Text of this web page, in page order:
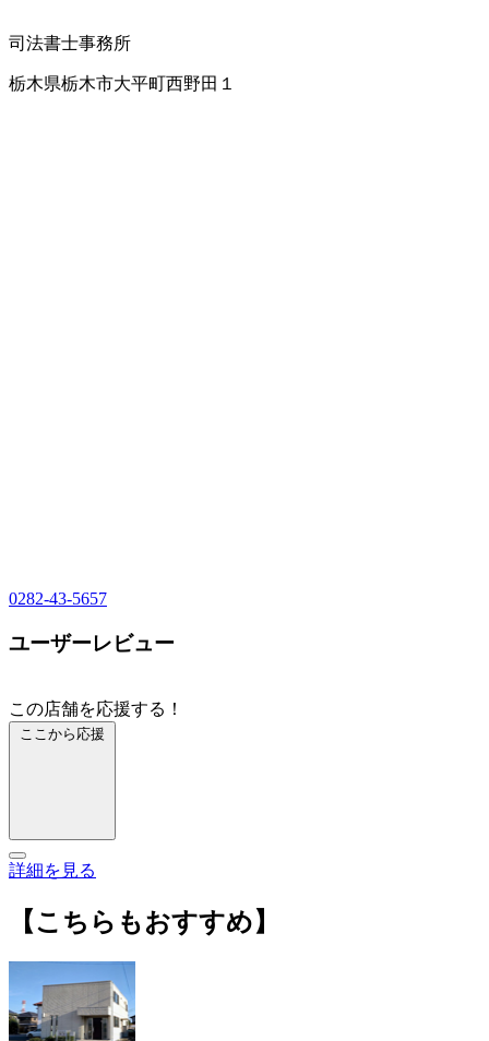
司法書士事務所
栃木県栃木市大平町西野田１
0282-43-5657
ユーザーレビュー
この店舗を応援する！
ここから応援
詳細を見る
【こちらもおすすめ】